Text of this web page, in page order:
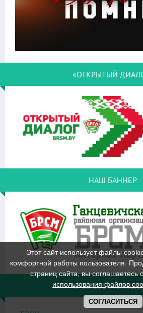
«ОТКРЫТЫЙ
НАШ БАННЕР
О СОЮЗЕ
Этот сайт использует файлы
комфортной работы пользователя.
страниц сайта, вы соглашаетесь
использования файлов
СОГЛАСИТЬСЯ